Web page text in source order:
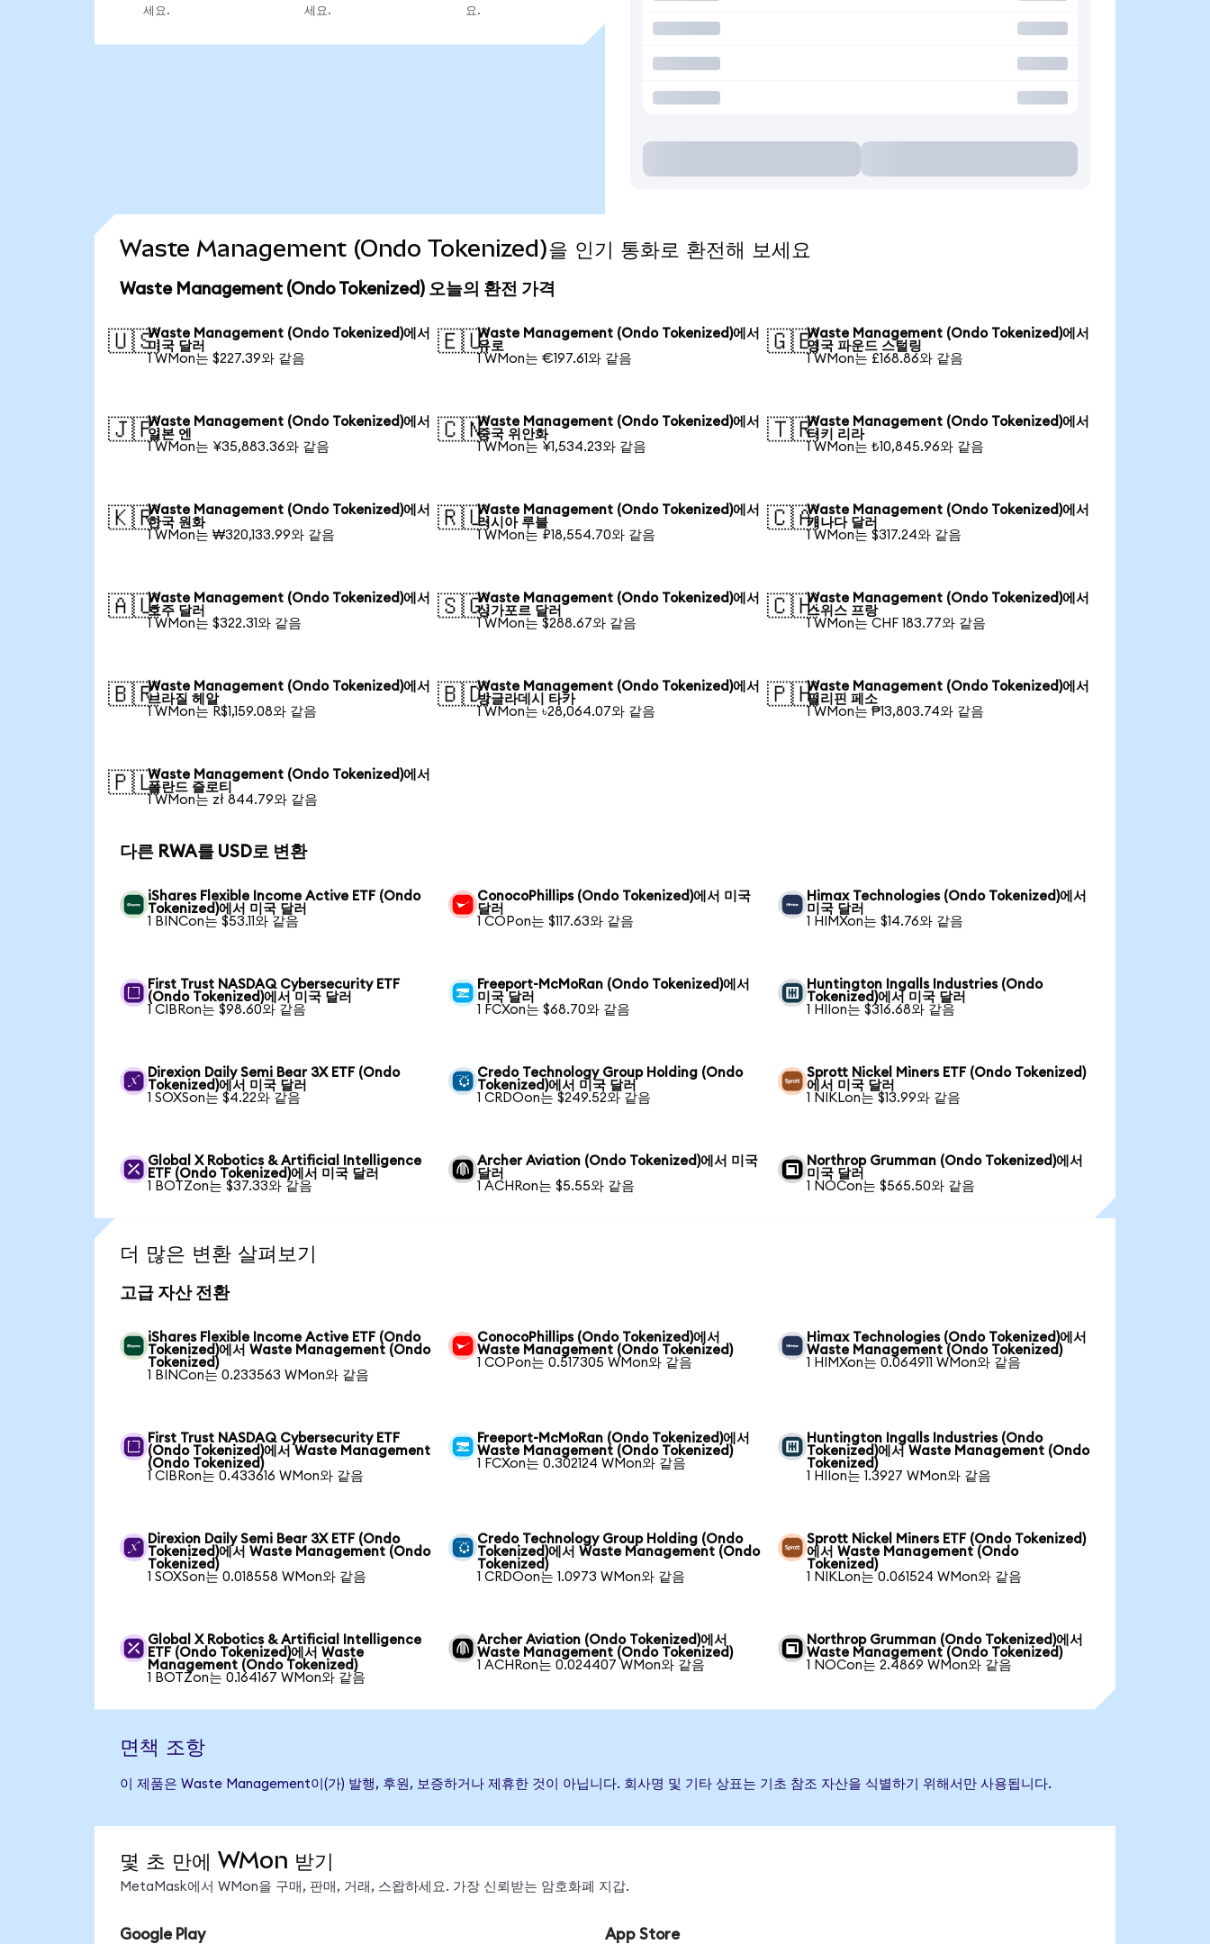
세요.
세요.
요.
Waste Management (Ondo Tokenized)을 인기 통화로 환전해 보세요
Waste Management (Ondo Tokenized) 오늘의 환전 가격
🇺🇸Waste Management (Ondo Tokenized)에서
미국 달러
1 WMon는 $227.39와 같음
🇪🇺Waste Management (Ondo Tokenized)에서
유로
1 WMon는 €197.61와 같음
🇬🇧Waste Management (Ondo Tokenized)에서
영국 파운드 스털링
1 WMon는 £168.86와 같음
🇯🇵Waste Management (Ondo Tokenized)에서
일본 엔
1 WMon는 ¥35,883.36와 같음
🇨🇳Waste Management (Ondo Tokenized)에서
중국 위안화
1 WMon는 ¥1,534.23와 같음
🇹🇷Waste Management (Ondo Tokenized)에서
터키 리라
1 WMon는 ₺10,845.96와 같음
🇰🇷Waste Management (Ondo Tokenized)에서
한국 원화
1 WMon는 ₩320,133.99와 같음
🇷🇺Waste Management (Ondo Tokenized)에서
러시아 루블
1 WMon는 ₽18,554.70와 같음
🇨🇦Waste Management (Ondo Tokenized)에서
캐나다 달러
1 WMon는 $317.24와 같음
🇦🇺Waste Management (Ondo Tokenized)에서
호주 달러
1 WMon는 $322.31와 같음
🇸🇬Waste Management (Ondo Tokenized)에서
싱가포르 달러
1 WMon는 $288.67와 같음
🇨🇭Waste Management (Ondo Tokenized)에서
스위스 프랑
1 WMon는 CHF 183.77와 같음
🇧🇷Waste Management (Ondo Tokenized)에서
브라질 헤알
1 WMon는 R$1,159.08와 같음
🇧🇩Waste Management (Ondo Tokenized)에서
방글라데시 타카
1 WMon는 ৳28,064.07와 같음
🇵🇭Waste Management (Ondo Tokenized)에서
필리핀 페소
1 WMon는 ₱13,803.74와 같음
🇵🇱Waste Management (Ondo Tokenized)에서
폴란드 즐로티
1 WMon는 zł 844.79와 같음
다른 RWA를 USD로 변환
iShares Flexible Income Active ETF (Ondo
Tokenized)에서 미국 달러
1 BINCon는 $53.11와 같음
ConocoPhillips (Ondo Tokenized)에서 미국
달러
1 COPon는 $117.63와 같음
Himax Technologies (Ondo Tokenized)에서
미국 달러
1 HIMXon는 $14.76와 같음
First Trust NASDAQ Cybersecurity ETF
(Ondo Tokenized)에서 미국 달러
1 CIBRon는 $98.60와 같음
Freeport-McMoRan (Ondo Tokenized)에서
미국 달러
1 FCXon는 $68.70와 같음
Huntington Ingalls Industries (Ondo
Tokenized)에서 미국 달러
1 HIIon는 $316.68와 같음
Direxion Daily Semi Bear 3X ETF (Ondo
Tokenized)에서 미국 달러
1 SOXSon는 $4.22와 같음
Credo Technology Group Holding (Ondo
Tokenized)에서 미국 달러
1 CRDOon는 $249.52와 같음
Sprott Nickel Miners ETF (Ondo Tokenized)
에서 미국 달러
1 NIKLon는 $13.99와 같음
Global X Robotics & Artificial Intelligence
ETF (Ondo Tokenized)에서 미국 달러
1 BOTZon는 $37.33와 같음
Archer Aviation (Ondo Tokenized)에서 미국
달러
1 ACHRon는 $5.55와 같음
Northrop Grumman (Ondo Tokenized)에서
미국 달러
1 NOCon는 $565.50와 같음
더 많은 변환 살펴보기
고급 자산 전환
iShares Flexible Income Active ETF (Ondo
Tokenized)에서 Waste Management (Ondo
Tokenized)
1 BINCon는 0.233563 WMon와 같음
ConocoPhillips (Ondo Tokenized)에서
Waste Management (Ondo Tokenized)
1 COPon는 0.517305 WMon와 같음
Himax Technologies (Ondo Tokenized)에서
Waste Management (Ondo Tokenized)
1 HIMXon는 0.064911 WMon와 같음
First Trust NASDAQ Cybersecurity ETF
(Ondo Tokenized)에서 Waste Management
(Ondo Tokenized)
1 CIBRon는 0.433616 WMon와 같음
Freeport-McMoRan (Ondo Tokenized)에서
Waste Management (Ondo Tokenized)
1 FCXon는 0.302124 WMon와 같음
Huntington Ingalls Industries (Ondo
Tokenized)에서 Waste Management (Ondo
Tokenized)
1 HIIon는 1.3927 WMon와 같음
Direxion Daily Semi Bear 3X ETF (Ondo
Tokenized)에서 Waste Management (Ondo
Tokenized)
1 SOXSon는 0.018558 WMon와 같음
Credo Technology Group Holding (Ondo
Tokenized)에서 Waste Management (Ondo
Tokenized)
1 CRDOon는 1.0973 WMon와 같음
Sprott Nickel Miners ETF (Ondo Tokenized)
에서 Waste Management (Ondo
Tokenized)
1 NIKLon는 0.061524 WMon와 같음
Global X Robotics & Artificial Intelligence
ETF (Ondo Tokenized)에서 Waste
Management (Ondo Tokenized)
1 BOTZon는 0.164167 WMon와 같음
Archer Aviation (Ondo Tokenized)에서
Waste Management (Ondo Tokenized)
1 ACHRon는 0.024407 WMon와 같음
Northrop Grumman (Ondo Tokenized)에서
Waste Management (Ondo Tokenized)
1 NOCon는 2.4869 WMon와 같음
면책 조항
이 제품은 Waste Management이(가) 발행, 후원, 보증하거나 제휴한 것이 아닙니다. 회사명 및 기타 상표는 기초 참조 자산을 식별하기 위해서만 사용됩니다.
몇 초 만에 WMon 받기
MetaMask에서 WMon을 구매, 판매, 거래, 스왑하세요. 가장 신뢰받는 암호화폐 지갑.
Google Play App Store